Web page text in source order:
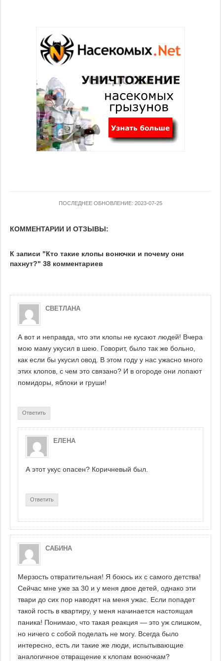
ПОСЛЕДНЕЕ ОБНОВЛЕНИЕ: 2023-07-25
КОММЕНТАРИИ И ОТЗЫВЫ:
К записи "Кто такие клопы вонючки и почему они
пахнут?" 38 комментариев
СВЕТЛАНА
А вот и неправда, что эти клопы не кусают людей! Вчера
мою маму укусил в шею. Говорит, было так же больно,
как если бы укусил овод. В этом году у нас ужасно много
этих клопов, с чем это связано? И в огороде они лопают
помидоры, яблоки и груши!
Ответить
ЕЛЕНА
А этот укус опасен? Коричневый был.
Ответить
САБИНА
Мерзость отвратительная! Я боюсь их с самого детства!
Сейчас мне уже за 30 и у меня двое детей, однако эти
твари до сих пор наводят на меня ужас. Если попадет
такой гость в квартиру, у меня начинается настоящая
паника! Понимаю, что такая реакция — это уж слишком,
но ничего с собой поделать не могу. Всегда было
интересно, есть ли такие же люди, испытывающие
аналогичное отвращение к клопам вонючкам?